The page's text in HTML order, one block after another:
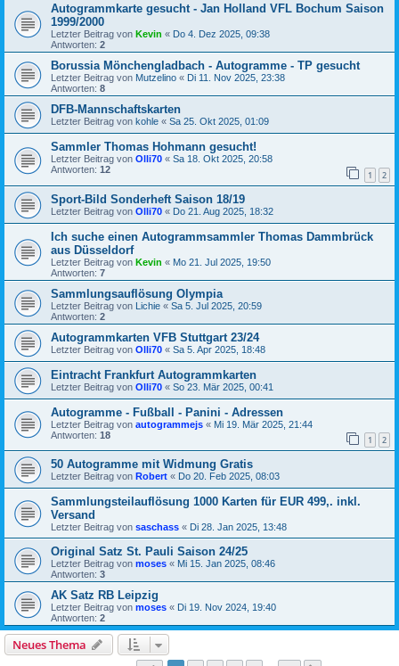
Autogrammkarte gesucht - Jan Holland VFL Bochum Saison
1999/2000
Letzter Beitrag von Kevin « Do 4. Dez 2025, 09:38
Antworten: 2
Borussia Mönchengladbach - Autogramme - TP gesucht
Letzter Beitrag von Mutzelino « Di 11. Nov 2025, 23:38
Antworten: 8
DFB-Mannschaftskarten
Letzter Beitrag von kohle « Sa 25. Okt 2025, 01:09
Sammler Thomas Hohmann gesucht!
Letzter Beitrag von Olli70 « Sa 18. Okt 2025, 20:58
Antworten: 12 1 2
Sport-Bild Sonderheft Saison 18/19
Letzter Beitrag von Olli70 « Do 21. Aug 2025, 18:32
Ich suche einen Autogrammsammler Thomas Dammbrück
aus Düsseldorf
Letzter Beitrag von Kevin « Mo 21. Jul 2025, 19:50
Antworten: 7
Sammlungsauflösung Olympia
Letzter Beitrag von Lichie « Sa 5. Jul 2025, 20:59
Antworten: 2
Autogrammkarten VFB Stuttgart 23/24
Letzter Beitrag von Olli70 « Sa 5. Apr 2025, 18:48
Eintracht Frankfurt Autogrammkarten
Letzter Beitrag von Olli70 « So 23. Mär 2025, 00:41
Autogramme - Fußball - Panini - Adressen
Letzter Beitrag von autogrammejs « Mi 19. Mär 2025, 21:44
Antworten: 18 1 2
50 Autogramme mit Widmung Gratis
Letzter Beitrag von Robert « Do 20. Feb 2025, 08:03
Sammlungsteilauflösung 1000 Karten für EUR 499,. inkl.
Versand
Letzter Beitrag von saschass « Di 28. Jan 2025, 13:48
Original Satz St. Pauli Saison 24/25
Letzter Beitrag von moses « Mi 15. Jan 2025, 08:46
Antworten: 3
AK Satz RB Leipzig
Letzter Beitrag von moses « Di 19. Nov 2024, 19:40
Antworten: 2
Neues Thema